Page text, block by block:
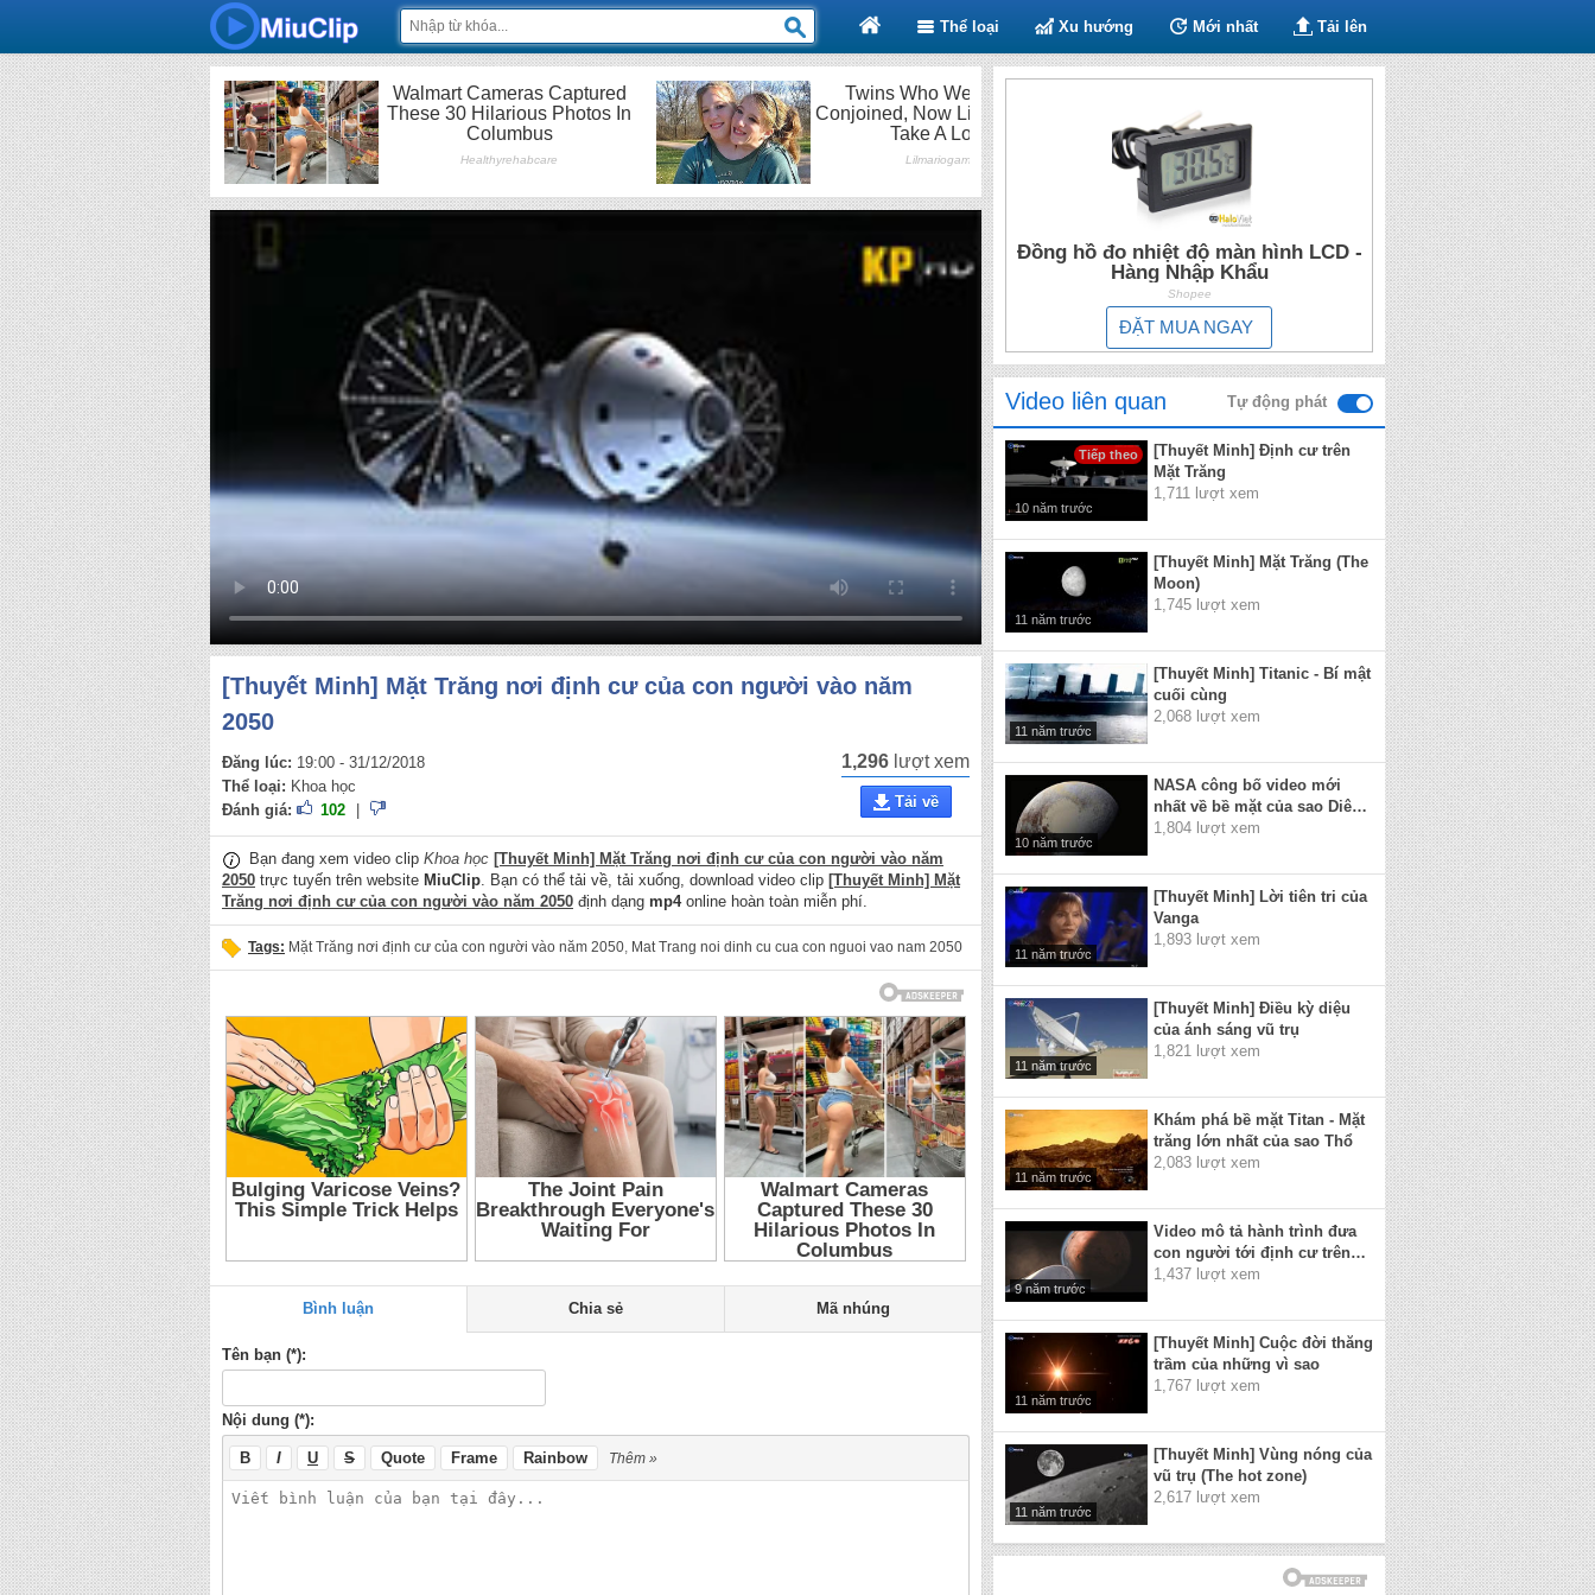
Thể loại Xu hướng Mới nhất Tải lên
[Thuyết Minh] Mặt Trăng nơi định cư của con người vào năm
2050
Đăng lúc: 19:00 - 31/12/2018
Thể loại: Khoa học
Đánh giá:
102
1,296 lượt xem
Tải về
Bạn đang xem video clip Khoa học [Thuyết Minh] Mặt Trăng nơi định cư của con người vào năm
2050 trực tuyến trên website MiuClip. Bạn có thể tải về, tải xuống, download video clip [Thuyết Minh] Mặt
Trăng nơi định cư của con người vào năm 2050 định dạng mp4online hoàn toàn miễn phí.
Tags: Mặt Trăng nơi định cư của con người vào năm 2050, Mat Trang noi dinh cu cua con nguoi vao nam 2050
Bình luận Chia sẻ Mã nhúng
Tên bạn (*):
Nội dung (*):
B I U S Quote Frame Rainbow Thêm »
Đồng hồ đo nhiệt độ màn hình LCD -
Hàng Nhập Khẩu
Shopee
ĐẶT MUA NGAY
Video liên quan Tự động phát
Tiếp theo
10 năm trước
[Thuyết Minh] Định cư trên
Mặt Trăng
1,711 lượt xem
11 năm trước
[Thuyết Minh] Mặt Trăng (The
Moon)
1,745 lượt xem
11 năm trước
[Thuyết Minh] Titanic - Bí mật
cuối cùng
2,068 lượt xem
10 năm trước
NASA công bố video mới
nhất về bề mặt của sao Diêm
Vương
1,804 lượt xem
11 năm trước
[Thuyết Minh] Lời tiên tri của
Vanga
1,893 lượt xem
11 năm trước
[Thuyết Minh] Điều kỳ diệu
của ánh sáng vũ trụ
1,821 lượt xem
11 năm trước
Khám phá bề mặt Titan - Mặt
trăng lớn nhất của sao Thổ
2,083 lượt xem
9 năm trước
Video mô tả hành trình đưa
con người tới định cư trên
sao Hỏa của SpaceX
1,437 lượt xem
11 năm trước
[Thuyết Minh] Cuộc đời thăng
trầm của những vì sao
1,767 lượt xem
11 năm trước
[Thuyết Minh] Vùng nóng của
vũ trụ (The hot zone)
2,617 lượt xem